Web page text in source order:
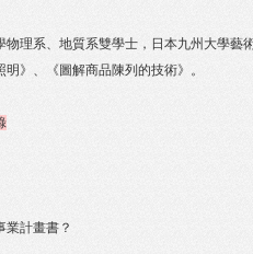
物理系、地質系雙學士，日本九州大學藝
明》、《圖解商品陳列的技術》。
業計畫書？